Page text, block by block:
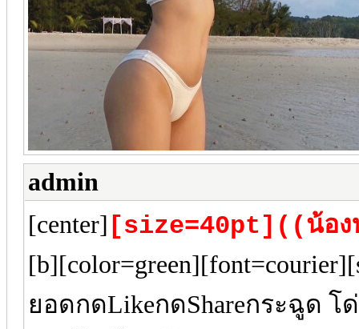
admin
[center] [size=40pt]((น้อ
ยอดกดLikeกดShareกระฉูด